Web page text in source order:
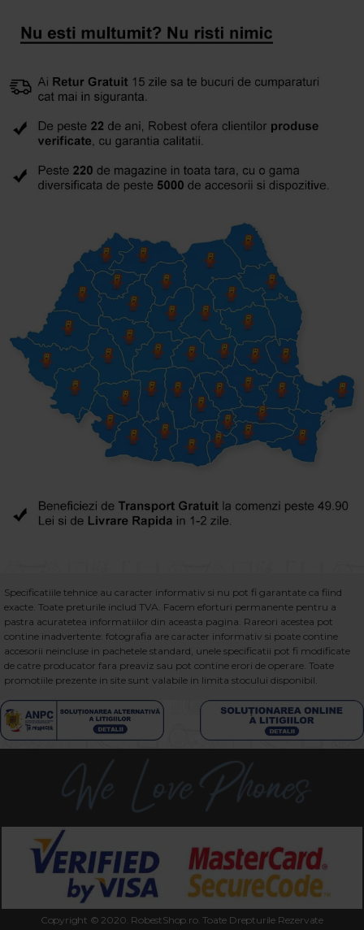
Specificatiile tehnice au caracter informativ si nu pot fi garantate ca fiind
exacte. Toate preturile includ TVA. Facem eforturi permanente pentru a
pastra acuratetea informatiilor din aceasta pagina. Rareori acestea pot
contine inadvertente: fotografia are caracter informativ si poate contine
accesorii neincluse in pachetele standard, unele specificatii pot fi modificate
de catre producator fara preaviz sau pot contine erori de operare. Toate
promotiile prezente in site sunt valabile in limita stocului disponibil.
Copyright © 2020. RobestShop.ro. Toate Drepturile Rezervate